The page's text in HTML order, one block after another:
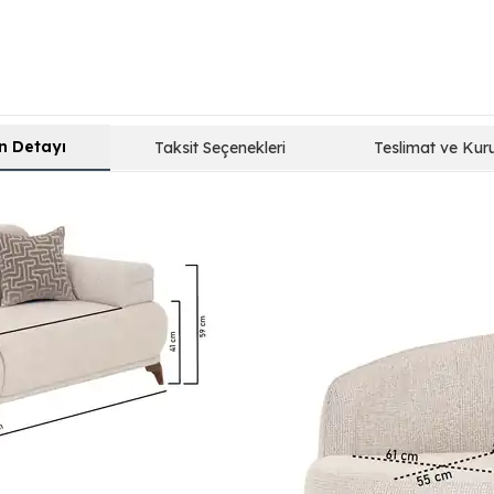
Detayı Taksit Seçenekleri Teslimat ve